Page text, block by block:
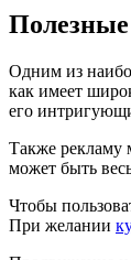
Одним из
как имеет
его
Также рекламу
может быть
Чтобы
При желании